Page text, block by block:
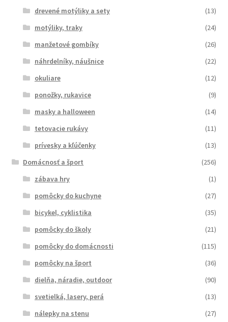
drevené motýliky a sety
(13)
motýliky, traky
(24)
manžetové gombíky
(26)
náhrdelníky, náušnice
(22)
okuliare
(12)
ponožky, rukavice
(9)
masky a halloween
(14)
tetovacie rukávy
(11)
prívesky a kľúčenky
(13)
Domácnosť a šport
(256)
zábava hry
(1)
pomôcky do kuchyne
(27)
bicykel, cyklistika
(35)
pomôcky do školy
(21)
pomôcky do domácnosti
(115)
pomôcky na šport
(36)
dielňa, náradie, outdoor
(90)
svetielká, lasery, perá
(13)
nálepky na stenu
(27)